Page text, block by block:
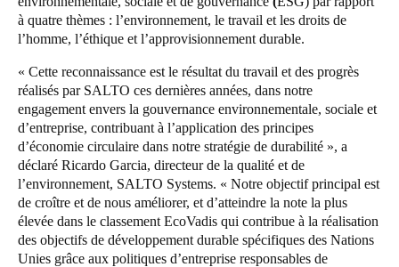
Italiano
Russian
Poland
Polski
Czech Republic
Čeština
Denmark
à quatre thèmes : l’environnement, le travail et les droits de
l’homme, l’éthique et l’approvisionnement durable.
« Cette reconnaissance est le résultat du travail et des progrès
réalisés par SALTO ces dernières années, dans notre
engagement envers la gouvernance environnementale, sociale et
d’entreprise, contribuant à l’application des principes
d’économie circulaire dans notre stratégie de durabilité », a
déclaré Ricardo Garcia, directeur de la qualité et de
l’environnement, SALTO Systems. « Notre objectif principal est
de croître et de nous améliorer, et d’atteindre la note la plus
élevée dans le classement EcoVadis qui contribue à la réalisation
des objectifs de développement durable spécifiques des Nations
Unies grâce aux politiques d’entreprise responsables de